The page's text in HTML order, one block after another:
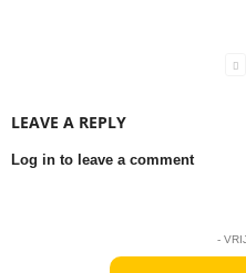
LEAVE A REPLY
Log in to leave a comment
-